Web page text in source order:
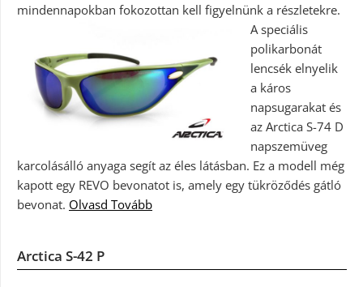
mindennapokban fokozottan kell figyelnünk a részletekre.
A speciális
polikarbonát
lencsék elnyelik
a káros
napsugarakat és
az Arctica S-74 D
napszemüveg
karcolásálló anyaga segít az éles látásban. Ez a modell még
kapott egy REVO bevonatot is, amely egy tükröződés gátló
bevonat. Olvasd Tovább
Arctica S-42 P